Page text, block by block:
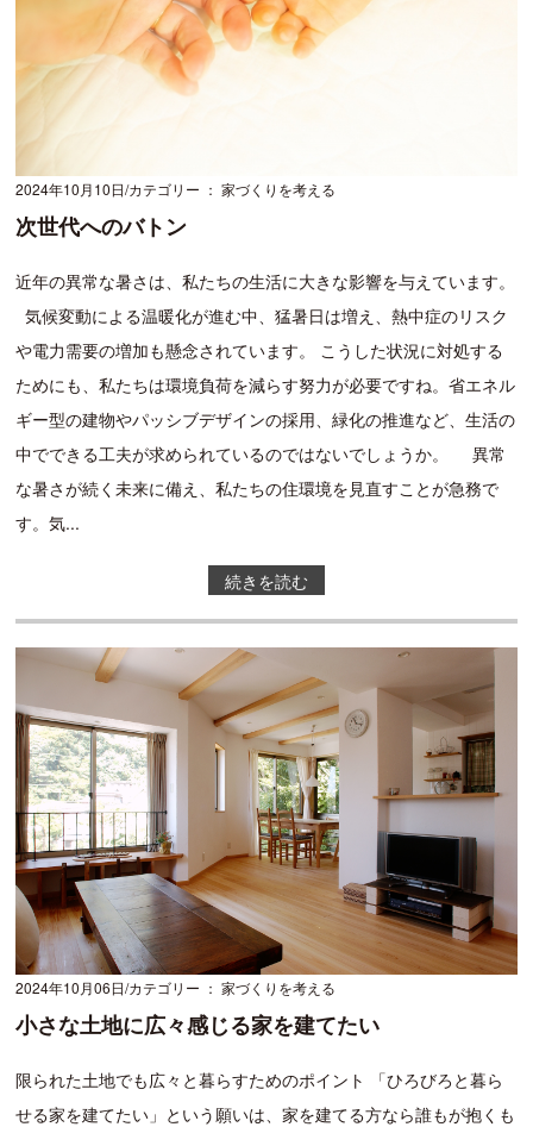
2024年10月10日カテゴリー ： 家づくりを考える
次世代へのバトン
近年の異常な暑さは、私たちの生活に大きな影響を与えています。
気候変動による温暖化が進む中、猛暑日は増え、熱中症のリスク
や電力需要の増加も懸念されています。 こうした状況に対処する
ためにも、私たちは環境負荷を減らす努力が必要ですね。省エネル
ギー型の建物やパッシブデザインの採用、緑化の推進など、生活の
中でできる工夫が求められているのではないでしょうか。 異常
な暑さが続く未来に備え、私たちの住環境を見直すことが急務で
す。気...
続きを読む
2024年10月06日カテゴリー ： 家づくりを考える
小さな土地に広々感じる家を建てたい
限られた土地でも広々と暮らすためのポイント 「ひろびろと暮ら
せる家を建てたい」という願いは、家を建てる方なら誰もが抱くも